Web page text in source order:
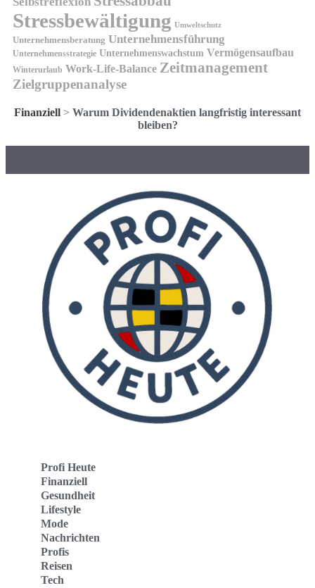
Stressbewältigung Umweltschutz
Unternehmensberatung Unternehmensführung
Unternehmensstrategie Unternehmenswachstum Vermögensaufbau
Winterurlaub Work-Life-Balance Zeitmanagement
Zielgruppenanalyse
Finanziell > Warum Dividendenaktien langfristig interessant
bleiben?
Profi Heute
Finanziell
Gesundheit
Lifestyle
Mode
Nachrichten
Profis
Reisen
Tech